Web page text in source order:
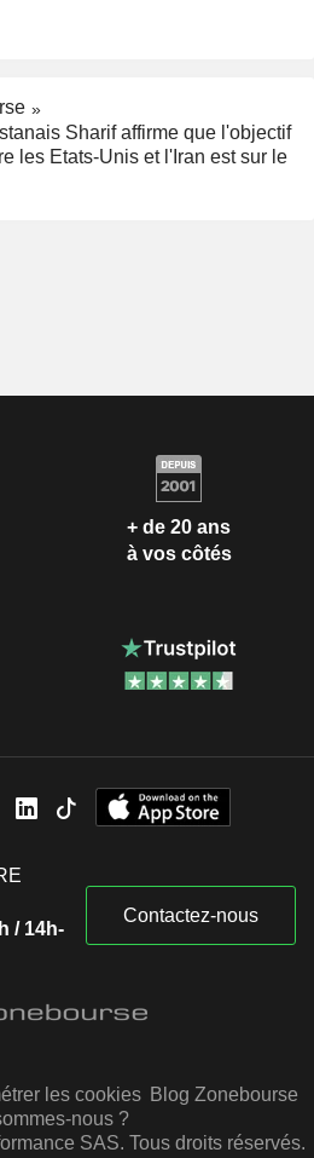
Sharif affirme que l'objectif
les Etats-Unis et l'Iran est sur le
+ de 20 ans
à vos côtés
/ 14h-
Contactez-nous
les cookies Blog Zonebourse
nous ?
SAS. Tous droits réservés.